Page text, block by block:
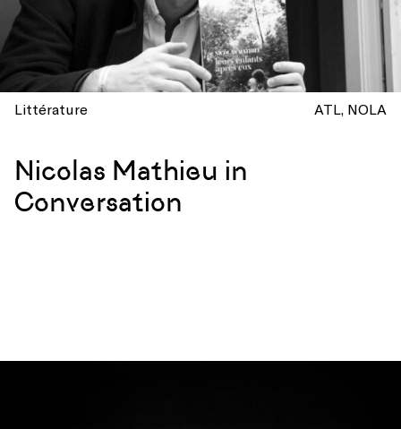
Littérature ATL NOLA
Nicolas Mathieu in
Conversation